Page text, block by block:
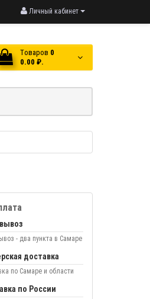
Личный кабинет
Tоваров 0
0.00 ₽.
- два пункта в Самаре
доставка
по Самаре и области
по России